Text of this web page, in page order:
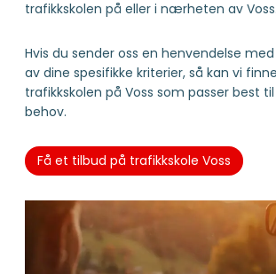
trafikkskolen på eller i nærheten av Voss.
Hvis du sender oss en henvendelse
av dine spesifikke kriterier, så kan vi
trafikkskolen på Voss som passer best
behov.
Få et tilbud på trafikkskole Voss